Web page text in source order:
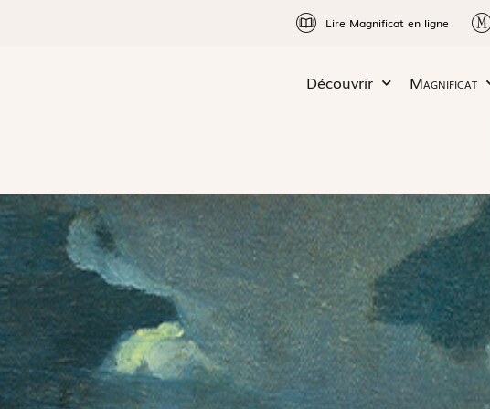
Lire Magnificat en ligne
Découvrir Magnificat